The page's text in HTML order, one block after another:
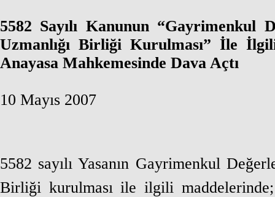
5582 Sayılı Kanunun “Gayrimenkul
Uzmanlığı Birliği Kurulması” İle
Anayasa Mahkemesinde Dava Açtı
10 Mayıs 2007
5582 sayılı Yasanın Gayrimenkul
Birliği kurulması ile ilgili